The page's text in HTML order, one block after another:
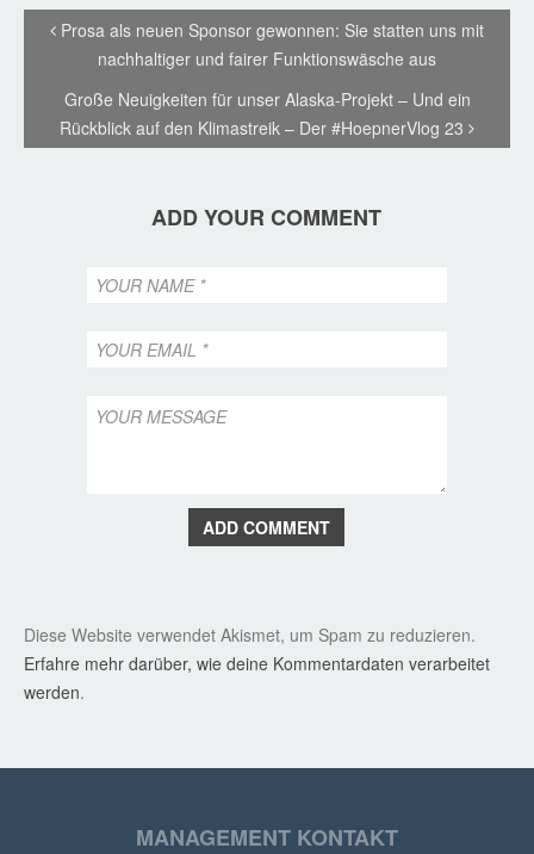
Prosa als neuen Sponsor gewonnen: Sie statten uns mit
nachhaltiger und fairer Funktionswäsche aus
Große Neuigkeiten für unser Alaska-Projekt – Und ein
Rückblick auf den Klimastreik – Der #HoepnerVlog 23
ADD YOUR COMMENT
ADD COMMENT
Diese Website verwendet Akismet, um Spam zu reduzieren.
Erfahre mehr darüber, wie deine Kommentardaten verarbeitet
werden.
MANAGEMENT KONTAKT